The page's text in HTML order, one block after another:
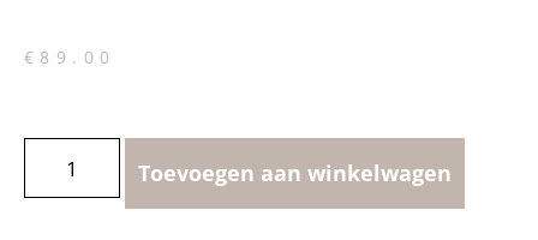
€ 89.00
Toevoegen aan winkelwagen